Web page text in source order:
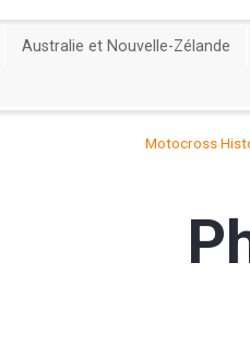
Australie et Nouvelle-Zélande
Motocross